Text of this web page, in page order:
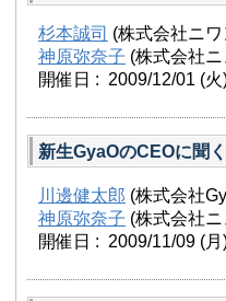
杉本誠司 (株式会社ニ
神原弥奈子 (株式会社
開催日 : 2009/12/01 (火
新生GyaOのCEOに聞
川邊健太郎 (株式会社
神原弥奈子 (株式会社
開催日 : 2009/11/09 (月